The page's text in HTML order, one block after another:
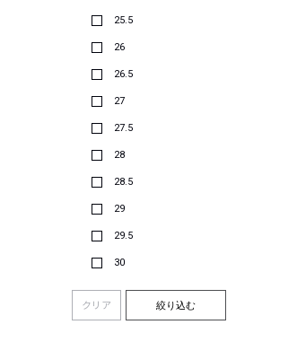
25.5
26
26.5
27
27.5
28
28.5
29
29.5
30
クリア 絞り込む